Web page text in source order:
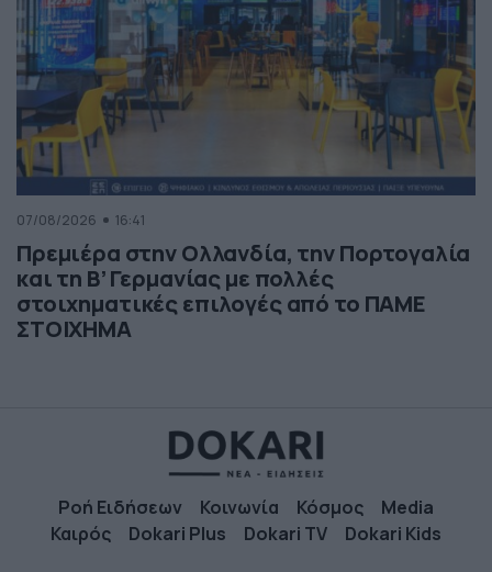
07/08/2026 16:41
Πρεμιέρα στην Ολλανδία, την Πορτογαλία
και τη Β’ Γερμανίας με πολλές
στοιχηματικές επιλογές από το ΠΑΜΕ
ΣΤΟΙΧΗΜΑ
Ροή Ειδήσεων Κοινωνία Κόσμος
Media
Καιρός
Dokari Plus Dokari TV Dokari Kids